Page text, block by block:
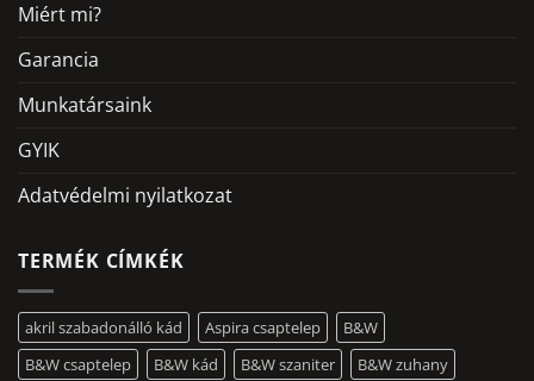
Miért mi?
Garancia
Munkatársaink
GYIK
Adatvédelmi nyilatkozat
TERMÉK CÍMKÉK
akril szabadonálló kád Aspira csaptelep
B&W
B&W csaptelep
B&W kád B&W szaniter
B&W zuhany